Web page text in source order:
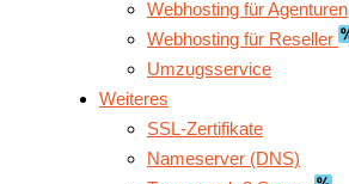
Webhosting für Agenturen
Webhosting für Reseller
Umzugsservice
Weiteres
SSL-Zertifikate
Nameserver (DNS)